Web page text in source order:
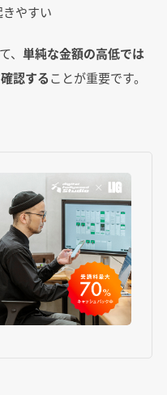
やすい
単純な金額の高低では
認することが重要です。